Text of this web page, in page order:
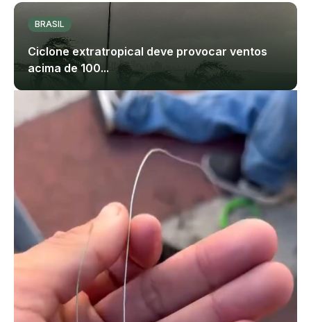
BRASIL
Ciclone extratropical deve provocar ventos
acima de 100...